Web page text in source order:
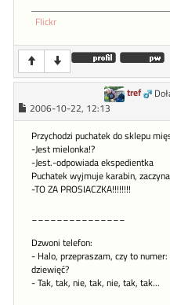
Flickr
tref
2006-10-22, 12:13
Przychodzi puchatek do sklepu
-Jest mielonka!?
-Jest.-odpowiada ekspedientka
Puchatek wyjmuje karabin,
-TO ZA PROSIACZKA!!!!!!!!
Dzwoni telefon:
- Halo, przepraszam, czy to
dziewięć?
- Tak, tak, nie, tak, nie, tak, tak...